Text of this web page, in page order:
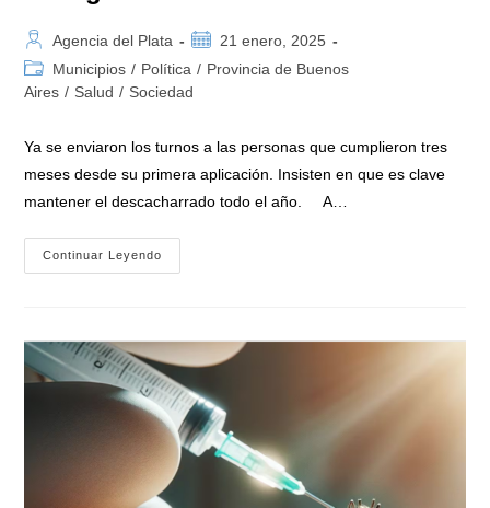
Autor
de
la
Agencia del Plata
Publicación
de
la
21 enero, 2025
Categoría
de
Municipios / Política / Provincia de Buenos
Aires / Salud / Sociedad
Ya se enviaron los turnos a las personas que cumplieron tres
meses desde su primera aplicación. Insisten en que es clave
mantener el descacharrado todo el año. A…
Continuar Leyendo
«La
Comienza
A
Aplicar
La
Segunda
Dosis
De
La
Vacuna»